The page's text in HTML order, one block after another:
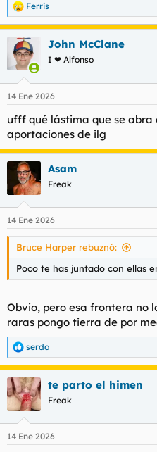
R
e
a
c
c
e
:
Ferris
John McClane
I ❤ Alfonso
14 Ene 2026
ufff qué lástima que se abra
aportaciones de ilg
Asam
Freak
14 Ene 2026
Bruce Harper rebuznó:
Poco te has juntado con ellas
Obvio, pero esa frontera no
raras pongo tierra de por
R
e
a
c
c
i
e
serdo
te parto el himen
Freak
14 Ene 2026